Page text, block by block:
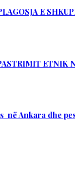
E
ETNIK
në Ankara dhe